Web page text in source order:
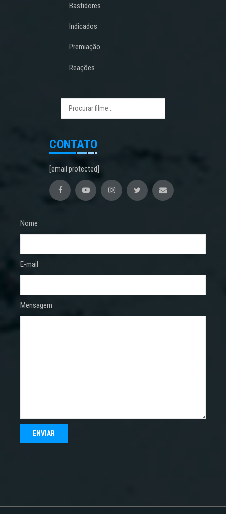
Bastidores
Indicados
Premiação
Reações
CONTATO
[email protected]
Nome
E-mail
Mensagem